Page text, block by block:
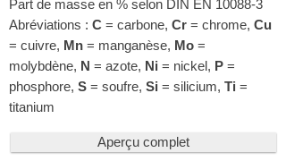
Part de masse en % selon DIN EN 10088-3
Abréviations : C = carbone, Cr = chrome, Cu
= cuivre, Mn = manganèse, Mo =
molybdène, N = azote, Ni = nickel, P =
phosphore, S = soufre, Si = silicium, Ti =
titanium
Aperçu complet